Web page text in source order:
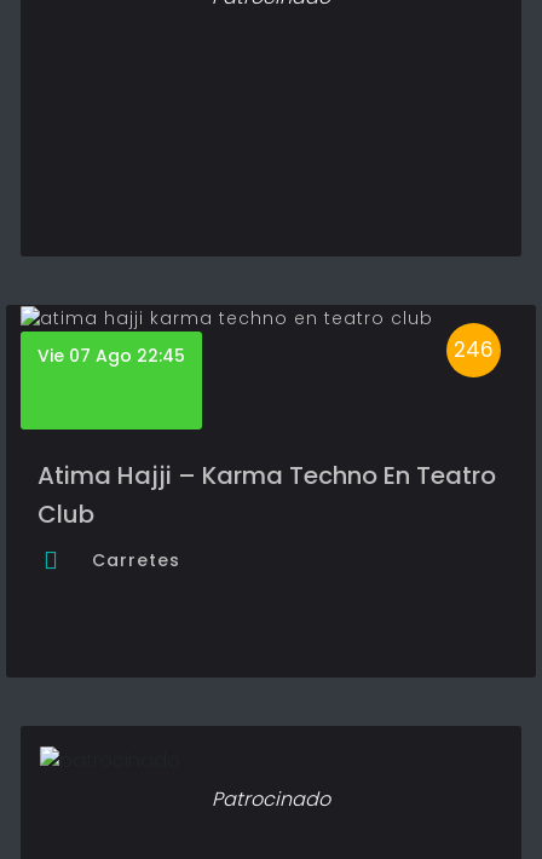
246
Vie 07 Ago 22:45
Atima Hajji – Karma Techno En Teatro
Club
Carretes
Patrocinado